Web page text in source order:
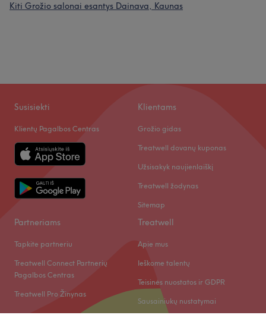
Kiti Grožio salonai esantys Dainava, Kaunas
Susisiekti
Klientų Pagalbos Centras
Klientams
Grožio gidas
Treatwell dovanų kuponas
Užsisakyk naujienlaiškį
Treatwell žodynas
Sitemap
Partneriams
Tapkite partneriu
Treatwell Connect Partnerių
Pagalbos Centras
Treatwell Pro Žinynas
Treatwell
Apie mus
Ieškome talentų
Teisinės nuostatos ir GDPR
Sausainiukų nustatymai